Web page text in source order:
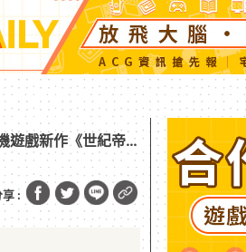
遊戲新作《世紀帝
享 :